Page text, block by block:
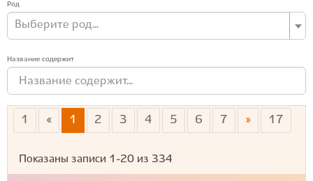
Род
Выберите род...
Название содержит
1 « 1 2 3 4 5 6 7 » 17
Показаны записи 1-20 из 334